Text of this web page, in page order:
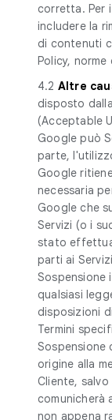
corretta. Per
includere la
di contenuti
Policy,
4.2 Altre
disposto
(Acceptable
Google può
parte,
Google
necessaria
Google che
Servizi (o i
stato
parti ai
Sospensione
qualsiasi
disposizioni
Termini
Sospensione
origine alla
Cliente,
comunicherà
non appena